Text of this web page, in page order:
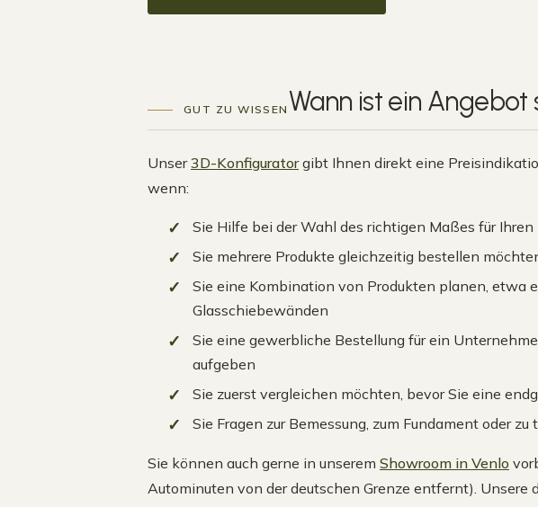
GUT ZU WISSEN Wann ist ein Angebot
Unser3D-Konfiguratorgibt Ihnen direkt eine
wenn:
Sie Hilfe bei der Wahl des richtigen Maßes für Ihren
Sie mehrere Produkte gleichzeitig bestellen
Sie eine Kombination von Produkten planen, etwa
Glasschiebewänden
Sie eine gewerbliche Bestellung für ein
aufgeben
Sie zuerst vergleichen möchten, bevor Sie eine
Sie Fragen zur Bemessung, zum Fundament oder
Sie können auch gerne in unserem Showroom in Venlo
Autominuten von der deutschen Grenze entfernt).